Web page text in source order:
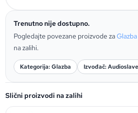
Trenutno nije dostupno.
Pogledajte povezane proizvode zaGlazba
na zalihi.
Kategorija: Glazba Izvođač: Audioslave
Slični proizvodi na zalihi